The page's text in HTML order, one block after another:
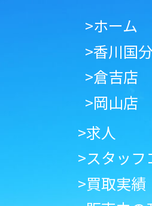
>ホーム
>香川国
>倉吉店
>岡山店
>求人
>スタッフ
>買取実績